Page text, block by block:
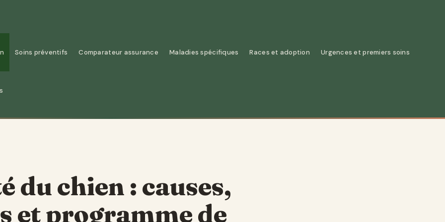
Soins préventifs Comparateur assurance Maladies spécifiques Races et adoption Urgences et premiers soins
du chien : causes,
et programme de